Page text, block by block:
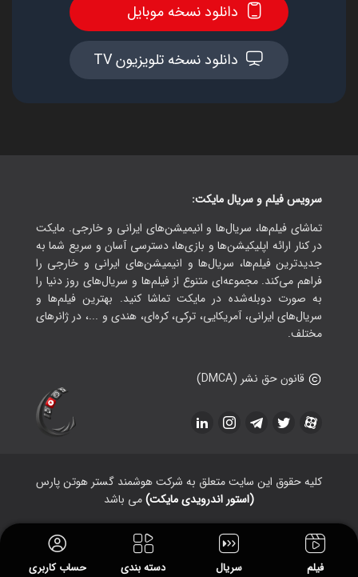
فیلم سریال دسته بندی حساب کاربری
دانلود نسخه موبایل
دانلود نسخه تلویزیون TV
سرویس فیلم و سریال مایکت:
تماشای فیلم‌ها، سریال‌ها و انیمیشن‌های ایرانی و خارجی. مایکت
در کنار ارائه اپلیکیشن‌ها و بازی‌ها، دسترسی آسان و سریع شما به
جدیدترین فیلم‌ها، سریال‌ها و انیمیشن‌های ایرانی و خارجی را
فراهم می‌کند. مجموعه‌ای متنوع از فیلم‌ها و سریال‌های روز دنیا را
به صورت دوبله‌شده در مایکت تماشا کنید. بهترین فیلم‌ها و
سریال‌های ایرانی، آمریکایی، ترکی، کره‌ای، هندی و ...، در ژانرهای
مختلف.
قانون حق نشر (DMCA)
کلیه حقوق این سایت متعلق به شرکت هوشمند گستر هوتن پارس
(استور اندرویدی مایکت)می باشد